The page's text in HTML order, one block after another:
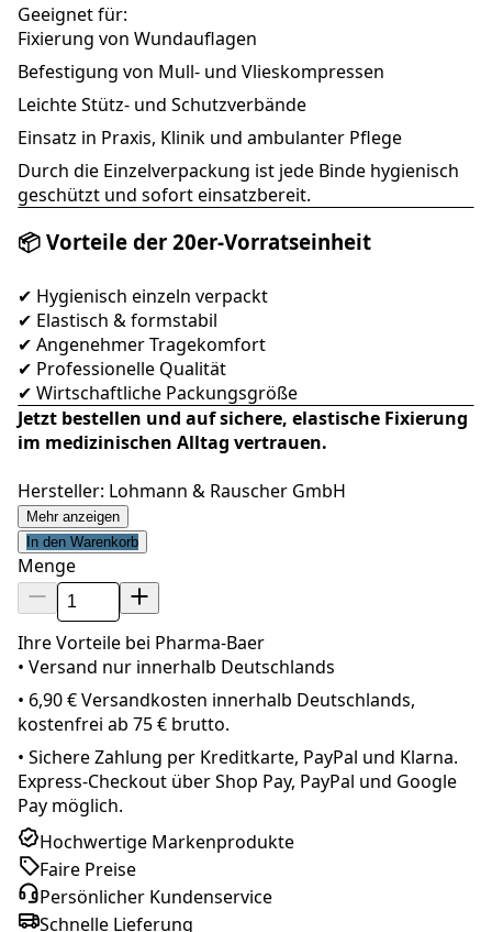
Geeignet für:
Fixierung von Wundauflagen
Befestigung von Mull- und Vlieskompressen
Leichte Stütz- und Schutzverbände
Einsatz in Praxis, Klinik und ambulanter Pflege
Durch die Einzelverpackung ist jede Binde hygienisch
geschützt und sofort einsatzbereit.
📦 Vorteile der 20er-Vorratseinheit
✔ Hygienisch einzeln verpackt
✔ Elastisch & formstabil
✔ Angenehmer Tragekomfort
✔ Professionelle Qualität
✔ Wirtschaftliche Packungsgröße
Jetzt bestellen und auf sichere, elastische Fixierung
im medizinischen Alltag vertrauen.
Hersteller: Lohmann & Rauscher GmbH
Mehr anzeigen
In den Warenkorb
Menge
Ihre Vorteile bei Pharma-Baer
• Versand nur innerhalb Deutschlands
• 6,90 € Versandkosten innerhalb Deutschlands,
kostenfrei ab 75 € brutto.
• Sichere Zahlung per Kreditkarte, PayPal und Klarna.
Express-Checkout über Shop Pay, PayPal und Google
Pay möglich.
Hochwertige Markenprodukte
Faire Preise
Persönlicher Kundenservice
Schnelle Lieferung